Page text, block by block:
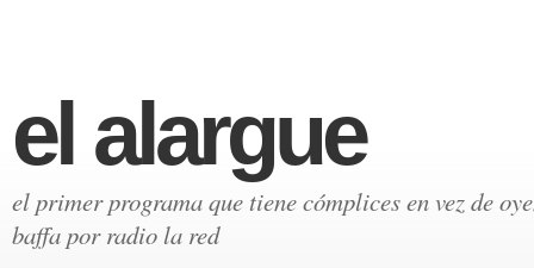
el alargue
el primer programa que tiene cómplices en vez de
baffa por radio la red